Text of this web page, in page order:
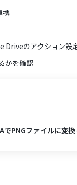
携
Driveのアクション設
かを確認
でPNGファイルに変